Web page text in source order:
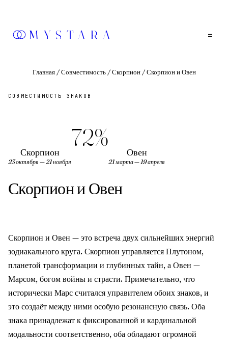
MYSTARA =
Главная/Совместимость/Скорпион/Скорпион и Овен
СОВМЕСТИМОСТЬ ЗНАКОВ
Скорпион
23 октября — 21 ноября
72%
Овен
21 марта — 19 апреля
СкорпиониОвен
Скорпион и Овен — это встреча двух сильнейших энергий
зодиакального круга. Скорпион управляется Плутоном,
планетой трансформации и глубинных тайн, а Овен —
Марсом, богом войны и страсти. Примечательно, что
исторически Марс считался управителем обоих знаков, и
это создаёт между ними особую резонансную связь. Оба
знака принадлежат к фиксированной и кардинальной
модальности соответственно, оба обладают огромной